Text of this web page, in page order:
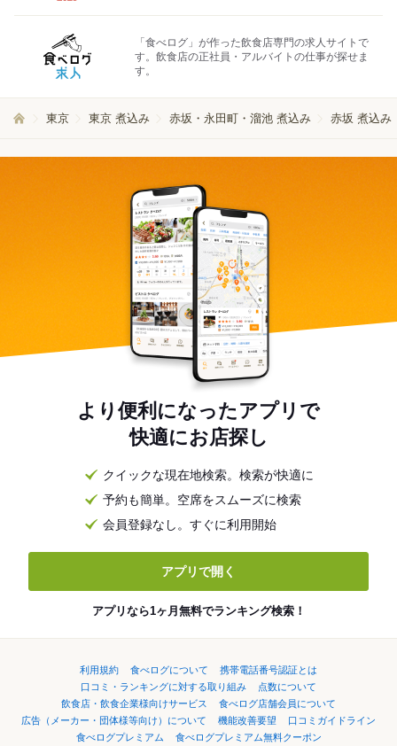
「食べログ」が作った飲食店専門の求人サイトで
す。飲食店の正社員・アルバイトの仕事が探せま
す。
東京 東京 煮込み 赤坂・永田町・溜池 煮込み 赤坂 煮込み
より便利になったアプリで
快適にお店探し
クイックな現在地検索。検索が快適に
予約も簡単。空席をスムーズに検索
会員登録なし。すぐに利用開始
アプリで開く
アプリなら1ヶ月無料でランキング検索！
利用規約 食べログについて
携帯電話番号認証とは
口コミ・ランキングに対する取り組み
点数について
飲食店・飲食企業様向けサービス
食べログ店舗会員について
広告（メーカー・団体様等向け）について
機能改善要望
口コミガイドライン
食べログプレミアム
食べログプレミアム無料クーポン